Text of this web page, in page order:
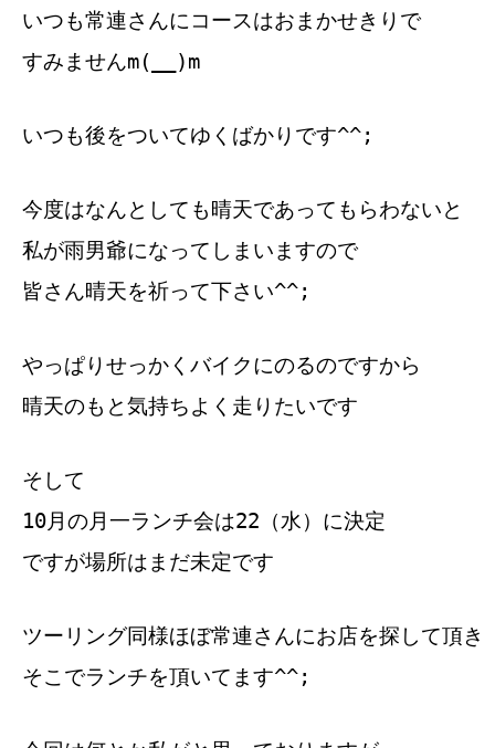
いつも常連さんにコースはおまかせきりで
すみませんm(__)m
いつも後をついてゆくばかりです^^;
今度はなんとしても晴天であってもらわないと
私が雨男爺になってしまいますので
皆さん晴天を祈って下さい^^;
やっぱりせっかくバイクにのるのですから
晴天のもと気持ちよく走りたいです
そして
10月の月一ランチ会は22（水）に決定
ですが場所はまだ未定です
ツーリング同様ほぼ常連さんにお店を探して頂き
そこでランチを頂いてます^^;